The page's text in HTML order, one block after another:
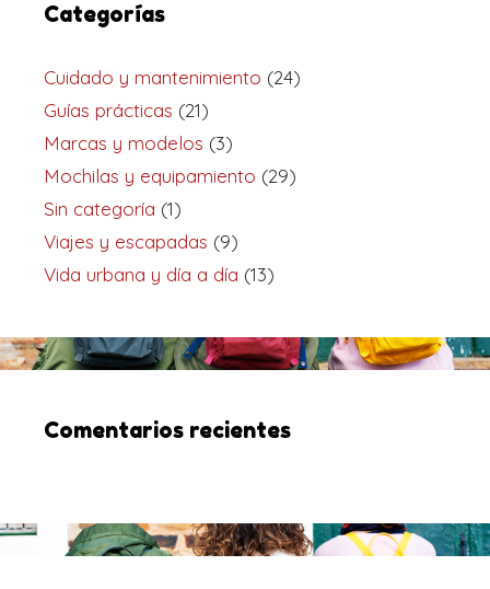
Categorías
Cuidado y mantenimiento (24)
Guías prácticas (21)
Marcas y modelos (3)
Mochilas y equipamiento (29)
Sin categoría (1)
Viajes y escapadas (9)
Vida urbana y día a día (13)
Comentarios recientes